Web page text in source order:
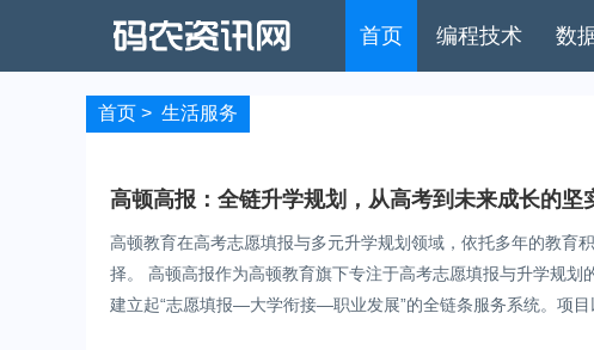
首页 编程技术 数
首页 > 生活服务
高顿高报：全链升学规划，从高考到未来成长的坚
高顿教育在高考志愿填报与多元升学规划领域，依托多年的教育
择。 高顿高报作为高顿教育旗下专注于高考志愿填报与升学规划
建立起“志愿填报—大学衔接—职业发展”的全链条服务系统。项目